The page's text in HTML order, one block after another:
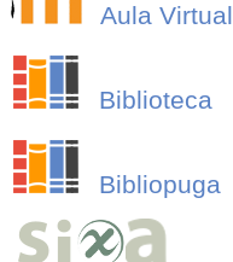
Aula Virtual
Biblioteca
Bibliopuga